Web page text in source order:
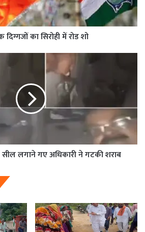
दिग्गजों का सिरोही में रोड शो
सील लगाने गए अधिकारी ने गटकी शराब